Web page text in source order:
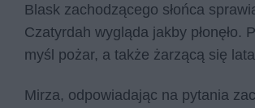
Blask zachodzącego słońca
Czatyrdah wygląda jakby płonęło.
myśl pożar, a także żarzącą się
Mirza, odpowiadając na pytania